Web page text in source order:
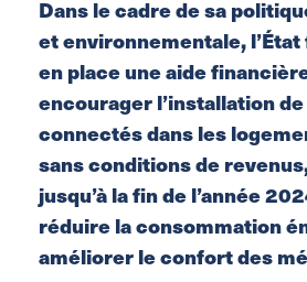
Dans le cadre de sa
et environnementale,
en place une aide
encourager l’installation
connectés dans les
sans conditions de
jusqu’à la fin de l’année
réduire la consommation
améliorer le confort des